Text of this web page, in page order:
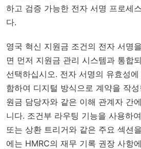
하고 검증 가능한 전자 서명 프로세
다.
영국 혁신 지원금 조건의 전자 서명
면 먼저 지원금 관리 시스템과 통합
선택하십시오. 전자 서명의 유효성
함하여 디지털 방식으로 계약을 작
원금 담당자와 같은 이해 관계자 간
니다. 조건부 라우팅 기능을 사용하
또는 상환 트리거와 같은 주요 섹션
에는 HMRC의 재무 기록 권장 사항